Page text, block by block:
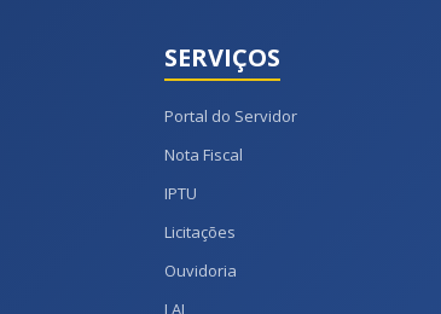
SERVIÇOS
Portal do Servidor
Nota Fiscal
IPTU
Licitações
Ouvidoria
LAI